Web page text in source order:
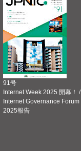
91号
Internet Week 2025 開幕！ /
Internet Governance Forum
2025報告